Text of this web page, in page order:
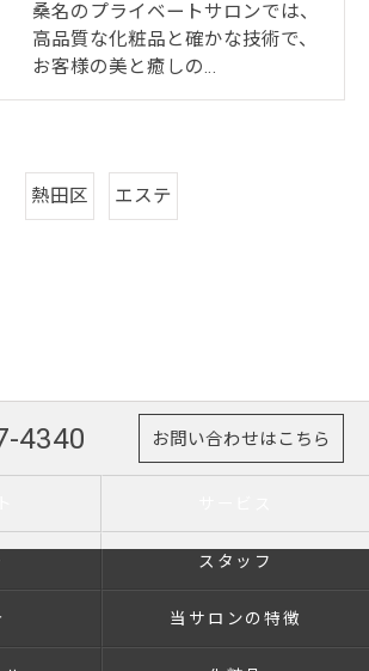
桑名のプライベートサロンでは、
高品質な化粧品と確かな技術で、
お客様の美と癒しの…
熱田区 エステ
4340 お問い合わせはこちら
スタッフ
当サロンの特徴